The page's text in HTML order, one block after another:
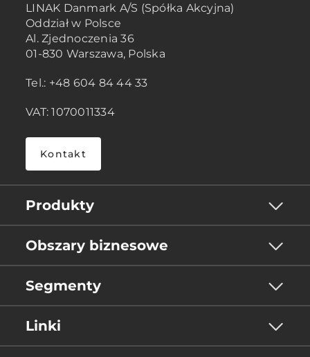
LINAK Danmark A/S (Spółka Akcyjna)
Oddział w Polsce
Al. Zjednoczenia 36
01-830 Warszawa, Polska
Tel.: +48 604 84 44 33
VAT: 1070011334
Kontakt
Produkty
Obszary biznesowe
Segmenty
Linki